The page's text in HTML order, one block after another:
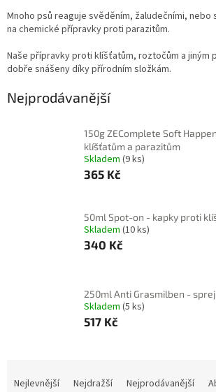
Mnoho psů reaguje svěděním, žaludečními,
na chemické přípravky proti parazitům.
Naše přípravky proti klíšťatům, roztočům a jiným
dobře snášeny díky přírodním složkám.
Nejprodávanější
150g ZEComplete Soft
klíšťatům a parazitům
Skladem (9 ks)
365 Kč
50ml Spot-on - kapky proti
Skladem (10 ks)
340 Kč
250ml Anti Grasmilben -
Skladem (5 ks)
517 Kč
Nejlevnější Nejdražší Nejprodávanější